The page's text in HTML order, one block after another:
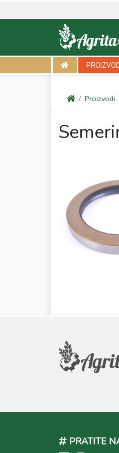
Proizvodi
PRATITE